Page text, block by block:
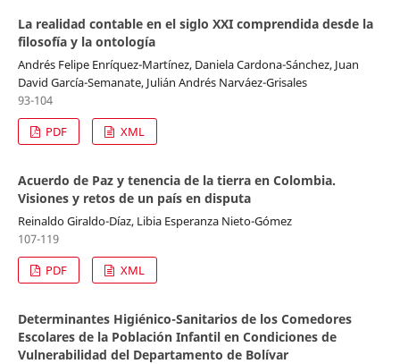
La realidad contable en el siglo XXI comprendida desde la
filosofía y la ontología
Andrés Felipe Enríquez-Martínez, Daniela Cardona-Sánchez, Juan
David García-Semanate, Julián Andrés Narváez-Grisales
93-104
PDF
XML
Acuerdo de Paz y tenencia de la tierra en Colombia.
Visiones y retos de un país en disputa
Reinaldo Giraldo-Díaz, Libia Esperanza Nieto-Gómez
107-119
PDF
XML
Determinantes Higiénico-Sanitarios de los Comedores
Escolares de la Población Infantil en Condiciones de
Vulnerabilidad del Departamento de Bolívar